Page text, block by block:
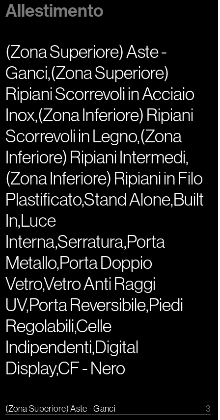
Allestimento
(Zona Superiore) Aste -
Ganci,(Zona Superiore)
Ripiani Scorrevoli in Acciaio
Inox,(Zona Inferiore) Ripiani
Scorrevoli in Legno,(Zona
Inferiore) Ripiani Intermedi,
(Zona Inferiore) Ripiani in Filo
Plastificato,Stand Alone,Built
In,Luce
Interna,Serratura,Porta
Metallo,Porta Doppio
Vetro,Vetro Anti Raggi
UV,Porta Reversibile,Piedi
Regolabili,Celle
Indipendenti,Digital
Display,CF - Nero
(Zona Superiore) Aste - Ganci
3